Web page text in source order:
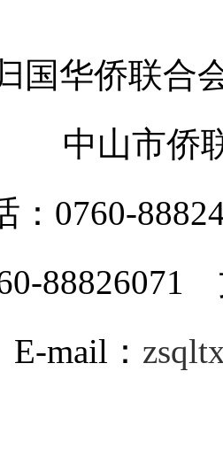
国华侨联合
中山市侨
：0760-
88826071
mail：